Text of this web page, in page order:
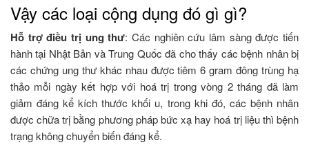
Vậy các loại cộng dụng đó gì gì?
Hỗ trợ điều trị ung thư: Các nghiên cứu lâm sàng được tiến
hành tại Nhật Bản và Trung Quốc đã cho thấy các bệnh nhân bị
các chứng ung thư khác nhau được tiêm 6 gram đông trùng hạ
thảo mỗi ngày kết hợp với hoá trị trong vòng 2 tháng đã làm
giảm đáng kể kích thước khối u, trong khi đó, các bệnh nhân
được chữa trị bằng phương pháp bức xạ hay hoá trị liệu thì bệnh
trạng không chuyển biến đáng kể.